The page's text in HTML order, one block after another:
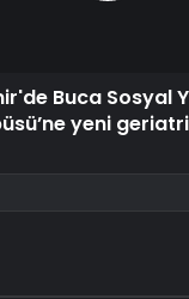
Buca Sosyal
yeni